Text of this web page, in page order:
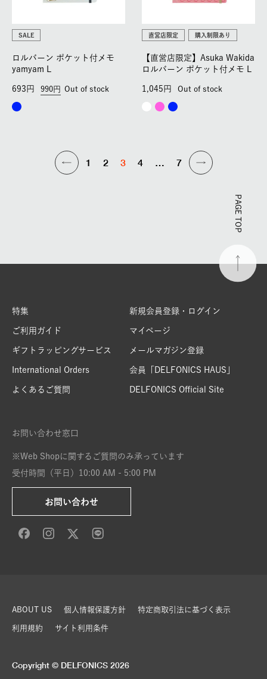
SALE
ロルバーン ポケット付メモ
yamyam L
990
693 Out of stock
直営店限定 購入制限あり
【直営店限定】Asuka Wakida
ロルバーン ポケット付メモ L
1,045 Out of stock
1 2 3 4 … 7
PAGE TOP
特集
ご利用ガイド
ギフトラッピングサービス
International Orders
よくあるご質問
新規会員登録・ログイン
マイページ
メールマガジン登録
会員「DELFONICS HAUS」
DELFONICS Official Site
お問い合わせ窓口
※Web Shopに関するご質問のみ承っています
受付時間（平日）10:00 AM - 5:00 PM
お問い合わせ
ABOUT US 個人情報保護方針 特定商取引法に基づく表示
利用規約 サイト利用条件
Copyright © DELFONICS 2026